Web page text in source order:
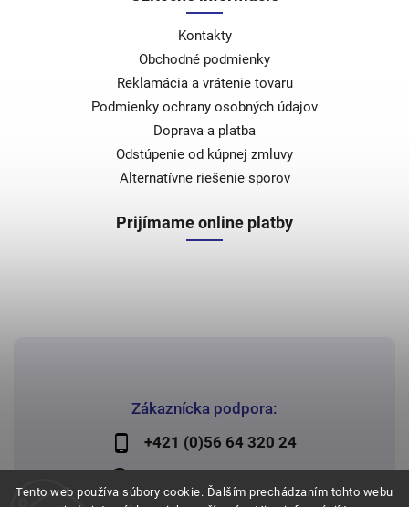
Tento web používa súbory cookie. Ďalším prechádzaním tohto webu
Zákaznícka podpora:
+421 (0)56 64 320 24
Kontakty
Obchodné podmienky
Reklamácia a vrátenie tovaru
Podmienky ochrany osobných údajov
Doprava a platba
Odstúpenie od kúpnej zmluvy
Alternatívne riešenie sporov
Prijímame online platby